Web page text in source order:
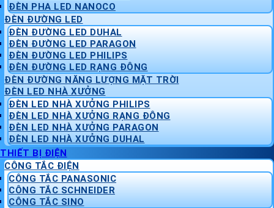
ĐÈN PHA LED NANOCO
ĐÈN ĐƯỜNG LED
ĐÈN ĐƯỜNG LED DUHAL
ĐÈN ĐƯỜNG LED PARAGON
ĐÈN ĐƯỜNG LED PHILIPS
ĐÈN ĐƯỜNG LED RẠNG ĐÔNG
ĐÈN ĐƯỜNG NĂNG LƯỢNG MẶT TRỜI
ĐÈN LED NHÀ XƯỞNG
ĐÈN LED NHÀ XƯỞNG PHILIPS
ĐÈN LED NHÀ XƯỞNG RẠNG ĐÔNG
ĐÈN LED NHÀ XƯỞNG PARAGON
ĐÈN LED NHÀ XƯỞNG DUHAL
THIẾT BỊ ĐIỆN
CÔNG TẮC ĐIỆN
CÔNG TẮC PANASONIC
CÔNG TẮC SCHNEIDER
CÔNG TẮC SINO